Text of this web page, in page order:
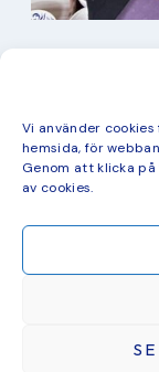
Vi använder
hemsida, för
Genom att klicka på
av cookies.
Kurser
Måleri
mina favorit
Mönster